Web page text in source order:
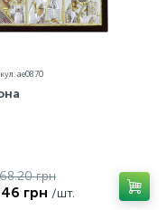
ae0870
грн
грн /шт.